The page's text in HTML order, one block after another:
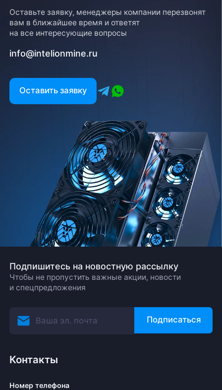
Оставьте заявку, менеджеры компании перезвонят
вам в ближайшее время и ответят
на все интересующие вопросы
info@intelionmine.ru
Оставить заявку
Подпишитесь на новостную рассылку
Чтобы не пропустить важные акции, новости
и спецпредложения
Подписаться
Контакты
Номер телефона